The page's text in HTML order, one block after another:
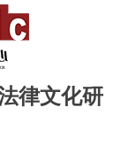
律文化研